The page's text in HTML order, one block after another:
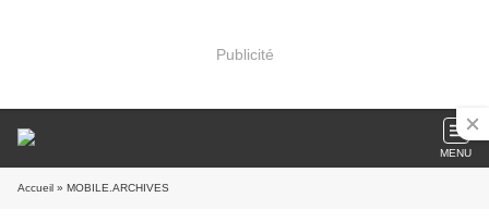
Publicité
MENU
Accueil » MOBILE.ARCHIVES